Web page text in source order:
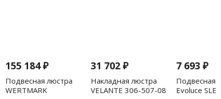
155 184₽
Подвесная люстра
WERTMARK
31 702₽
Накладная люстра
VELANTE 306-507-08
7 693 ₽
Подвесная
Evoluce